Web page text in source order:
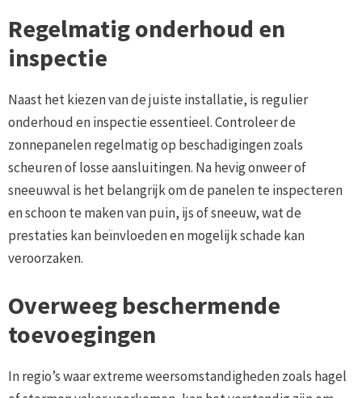
Regelmatig onderhoud en
inspectie
Naast het kiezen van de juiste installatie, is regulier
onderhoud en inspectie essentieel. Controleer de
zonnepanelen regelmatig op beschadigingen zoals
scheuren of losse aansluitingen. Na hevig onweer of
sneeuwval is het belangrijk om de panelen te inspecteren
en schoon te maken van puin, ijs of sneeuw, wat de
prestaties kan beïnvloeden en mogelijk schade kan
veroorzaken.
Overweeg beschermende
toevoegingen
In regio’s waar extreme weersomstandigheden zoals hagel